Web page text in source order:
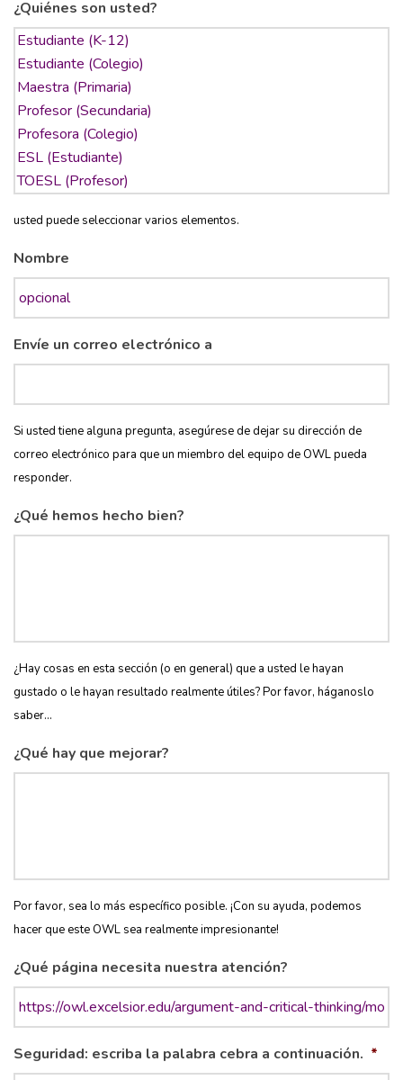
¿Quiénes son usted?
usted puede seleccionar varios elementos.
Nombre
Envíe un correo electrónico a
Si usted tiene alguna pregunta, asegúrese de dejar su dirección de
correo electrónico para que un miembro del equipo de OWL pueda
responder.
¿Qué hemos hecho bien?
¿Hay cosas en esta sección (o en general) que a usted le hayan
gustado o le hayan resultado realmente útiles? Por favor, háganoslo
saber...
¿Qué hay que mejorar?
Por favor, sea lo más específico posible. ¡Con su ayuda, podemos
hacer que este OWL sea realmente impresionante!
¿Qué página necesita nuestra atención?
Seguridad: escriba la palabra cebra a continuación. *